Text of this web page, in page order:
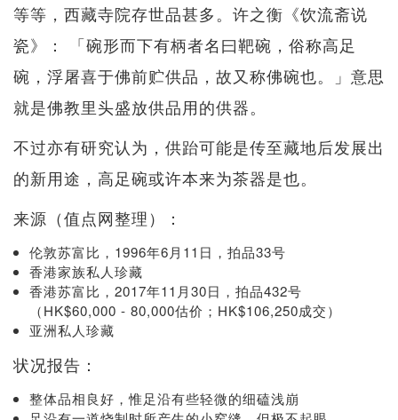
等等，西藏寺院存世品甚多。许之衡《饮流斋说
瓷》： 「碗形而下有柄者名曰靶碗，俗称高足
碗，浮屠喜于佛前贮供品，故又称佛碗也。」意思
就是佛教里头盛放供品用的供器。
不过亦有研究认为，供跆可能是传至藏地后发展出
的新用途，高足碗或许本来为茶器是也。
来源（值点网整理）：
伦敦苏富比，1996年6月11日，拍品33号
香港家族私人珍藏
香港苏富比，2017年11月30日，拍品432号
（HK$60,000 - 80,000估价；HK$106,250成交）
亚洲私人珍藏
状况报告：
整体品相良好，惟足沿有些轻微的细磕浅崩